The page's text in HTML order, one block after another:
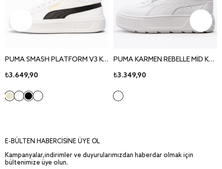
PUMA SMASH PLATFORM V3 KADIN SPOR AYAKKABI 390758-04
₺3.649,90
PUMA KARMEN REBELLE MİD KADIN SPOR AYAKKABI 38721301
₺3.349,90
E-BÜLTEN HABERCİSİNE ÜYE OL
Kampanyalar,indirimler ve duyurularımızdan haberdar olmak için
bültenimize üye olun.